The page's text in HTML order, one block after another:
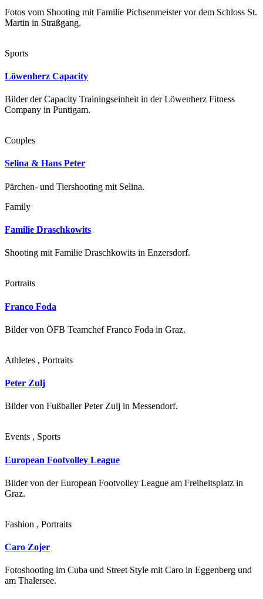
Fotos vom Shooting mit Familie Pichsenmeister vor dem Schloss St.
Martin in Straßgang.
Sports
Löwenherz Capacity
Bilder der Capacity Trainingseinheit in der Löwenherz Fitness
Company in Puntigam.
Couples
Selina & Hans Peter
Pärchen- und Tiershooting mit Selina.
Family
Familie Draschkowits
Shooting mit Familie Draschkowits in Enzersdorf.
Portraits
Franco Foda
Bilder von ÖFB Teamchef Franco Foda in Graz.
Athletes , Portraits
Peter Zulj
Bilder von Fußballer Peter Zulj in Messendorf.
Events , Sports
European Footvolley League
Bilder von der European Footvolley League am Freiheitsplatz in
Graz.
Fashion , Portraits
Caro Zojer
Fotoshooting im Cuba und Street Style mit Caro in Eggenberg und
am Thalersee.